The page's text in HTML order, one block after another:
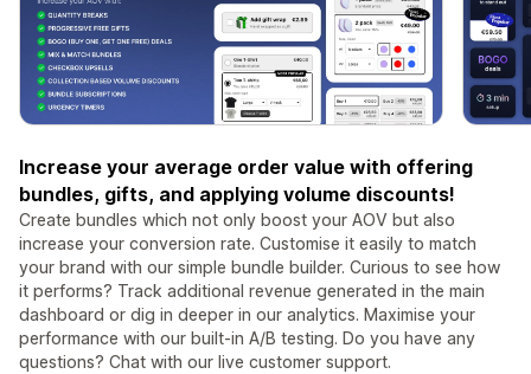
Increase your average order value with offering
bundles, gifts, and applying volume discounts!
Create bundles which not only boost your AOV but also
increase your conversion rate. Customise it easily to match
your brand with our simple bundle builder. Curious to see how
it performs? Track additional revenue generated in the main
dashboard or dig in deeper in our analytics. Maximise your
performance with our built-in A/B testing. Do you have any
questions? Chat with our live customer support.